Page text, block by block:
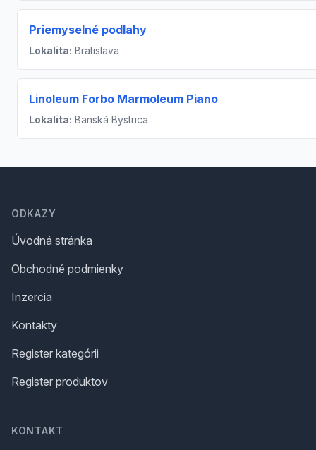
Priemyselné podlahy
Lokalita: Bratislava
Linoleum Forbo Marmoleum Piano
Lokalita: Banská Bystrica
ODKAZY
Úvodná stránka
Obchodné podmienky
Inzercia
Kontakty
Register kategórii
Register produktov
KONTAKT